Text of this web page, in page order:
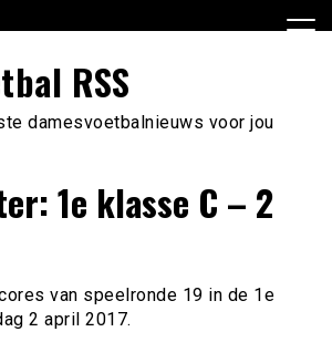
RSS
damesvoetbalnieuws voor jou
1e klasse C – 2
van speelronde 19 in de 1e
2 april 2017.